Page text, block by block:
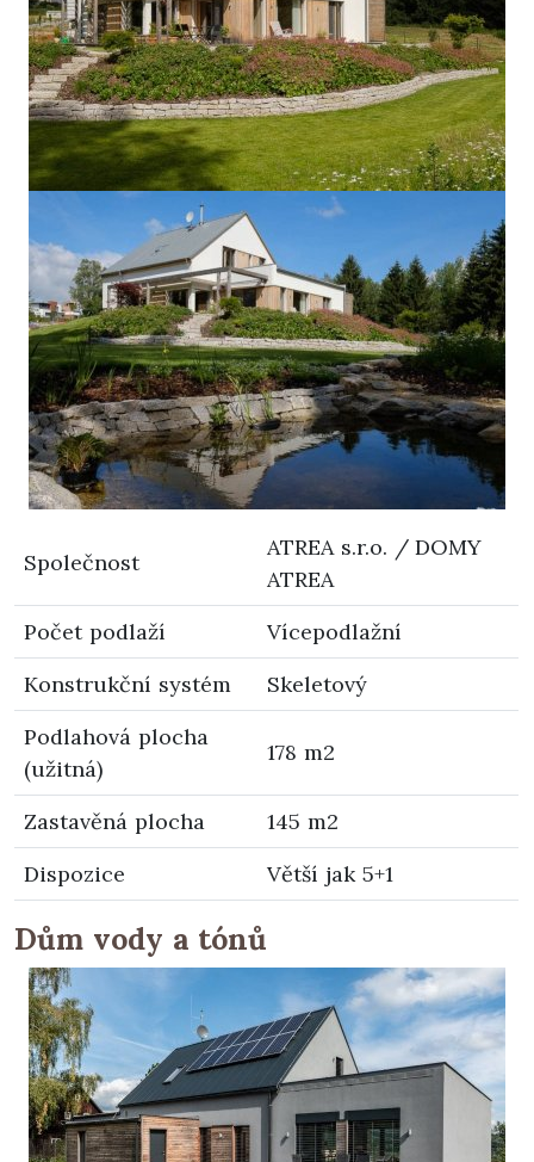
Společnost
ATREA s.r.o. / DOMY
ATREA
Počet podlaží
Vícepodlažní
Konstrukční systém
Skeletový
Podlahová plocha
(užitná)
178 m2
Zastavěná plocha
145 m2
Dispozice
Větší jak 5+1
Dům vody a tónů